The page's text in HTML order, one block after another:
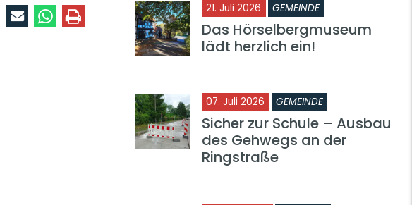
21. Juli 2026 GEMEINDE
Das Hörselbergmuseum
lädt herzlich ein!
07. Juli 2026 GEMEINDE
Sicher zur Schule – Ausbau
des Gehwegs an der
Ringstraße